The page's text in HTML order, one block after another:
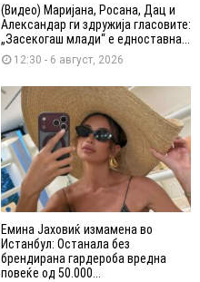
(Видео) Маријана, Росана, Дац и
Александар ги здружија гласовите:
„Засекогаш млади“ е едноставна...
12:30 - 6 август, 2026
Емина Јаховиќ измамена во
Истанбул: Останала без
брендирана гардероба вредна
повеќе од 50.000...